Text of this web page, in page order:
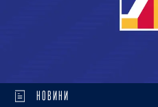
НОВИНИ